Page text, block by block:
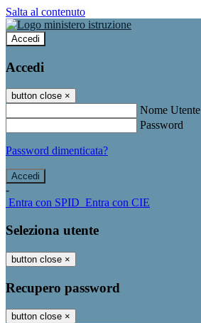
Salta al contenuto
Accedi
Accedi
button close ×
Nome Utente
Password
Password dimenticata?
-
Entra con SPID Entra con CIE
Seleziona utente
button close ×
Recupero password
button close ×